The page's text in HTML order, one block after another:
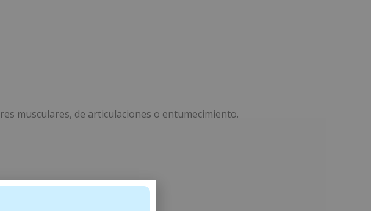
musculares, de articulaciones o entumecimiento.
su penetración.